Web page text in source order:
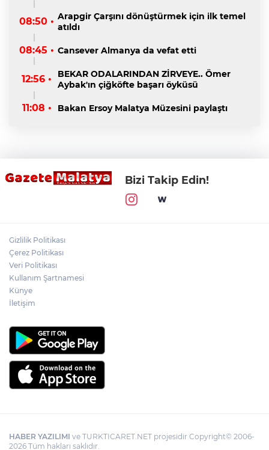
08:50 • Arapgir Çarşını dönüştürmek için ilk temel
atıldı
08:45 • Cansever Almanya da vefat etti
12:56 •
BEKAR ODALARINDAN ZİRVEYE.. Ömer
Aybak'ın çiğköfte başarı öyküsü
11:08 • Bakan Ersoy Malatya Müzesini paylaştı
Bizi Takip Edin!
Gizlilik Politikası
Çerez Politikası
Veri Politikası
Kullanım Şartnamesi
Künye
İletişim
HABER YAZILIMI ve TURKTICARET.NET projesidir Copyright© 2006-
2026 Tüm hakları saklıdır.